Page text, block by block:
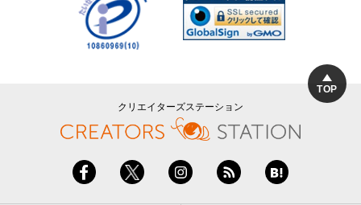
TOP
クリエイターズステーション